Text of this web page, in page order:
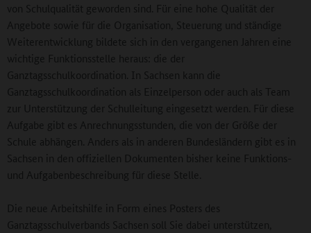
von Schulqualität geworden sind. Für eine hohe Qualität der
Angebote sowie für die Organisation, Steuerung und ständige
Weiterentwicklung bildete sich in den vergangenen Jahren eine
wichtige Funktionsstelle heraus: die der
Ganztagsschulkoordination. In Sachsen kann die
Ganztagsschulkoordination als Einzelperson oder auch als Team
zur Unterstützung der Schulleitung eingesetzt werden. Für diese
Aufgabe gibt es Anrechnungsstunden, die von der Größe der
Schule abhängen. Anders als in anderen Bundesländern gibt es in
Sachsen in den offiziellen Dokumenten bisher keine Funktions-
und Aufgabenbeschreibung für diese Stelle.
Die neue Arbeitshilfe in Form eines Posters des
Ganztagsschulverbands Sachsen soll Sie dabei unterstützen,